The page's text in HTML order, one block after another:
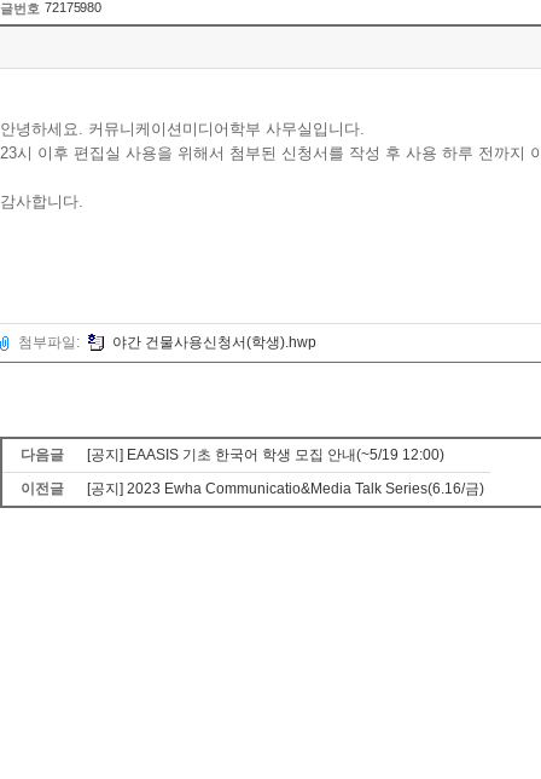
글번호 72175980
안녕하세요. 커뮤니케이션미디어학부 사무실입니다.
23시 이후 편집실 사용을 위해서 첨부된 신청서를 작성 후 사용 하루 전까지
감사합니다.
첨부파일: 야간 건물사용신청서(학생).hwp
다음글
[공지] EAASIS 기초 한국어 학생 모집 안내(~5/19 12:00)
이전글
[공지] 2023 Ewha Communicatio&Media Talk Series(6.16/금)